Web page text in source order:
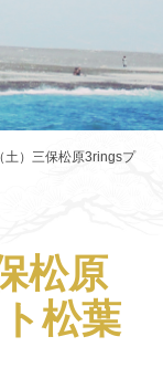
土）三保松原3ringsプ
松原
松葉